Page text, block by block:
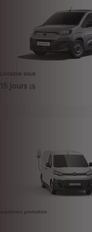
Livrable sous
15 jours (3)
mentions promotion